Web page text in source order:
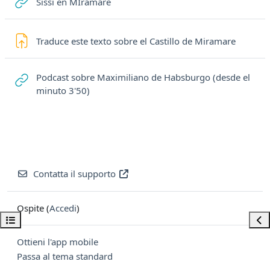
Apri indice del corso
Traduce este texto sobre el Castillo de MiramareCompito
Podcast sobre Maximiliano de Habsburgo (desde el
minuto 3'50)
Contatta il supporto
Ospite (Accedi)
Ottieni l'app mobile
Passa al tema standard